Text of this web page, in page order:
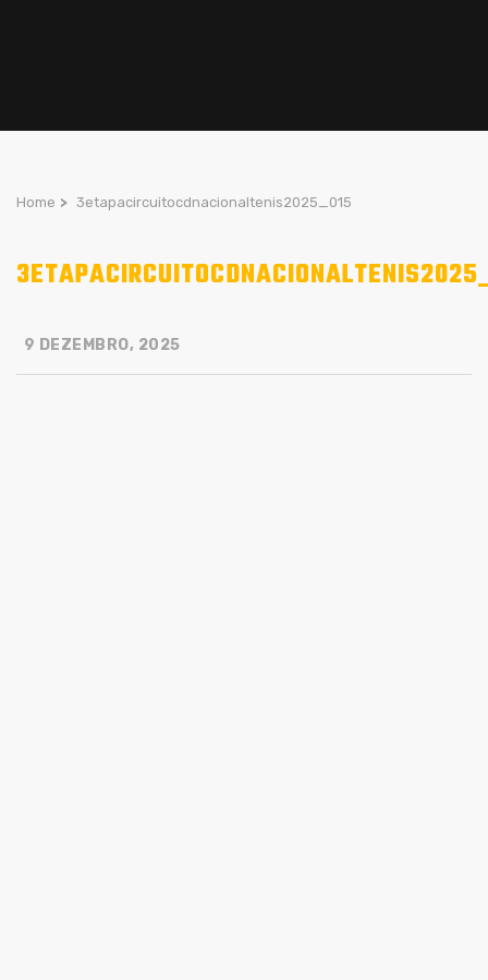
Home > 3etapacircuitocdnacionaltenis2025_015
9 DEZEMBRO, 2025